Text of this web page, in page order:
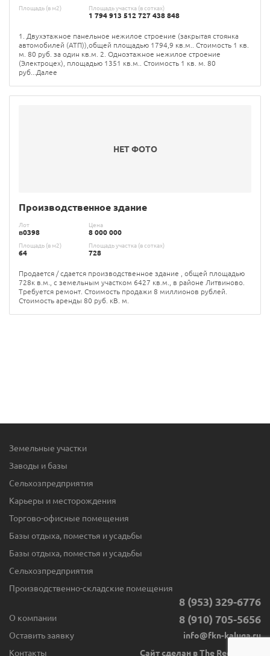
Площадь (в м2) Площадь участка (в сотках)
1 794 913 512 727 438 848
1. Двухэтажное панельное нежилое строение (закрытая стоянка
автомобилей (АТП)),общей площадью 1794,9 кв.м.. Стоимость 1 кв.
м. 80 руб. за один кв.м. 2. Одноэтажное нежилое строение
(Электроцех), площадью 1351 кв.м.. Стоимость 1 кв. м. 80
руб...Далее
НЕТ ФОТО
Производственное здание
Лот
в0398
Цена
8 000 000
Площадь (в м2)
64
Площадь участка (в сотках)
728
Продается / сдается производственное здание , общей площадью
728к в.м., с земельным участком 6427 кв.м., в районе Литвиново.
Требуется ремонт. Стоимость продажи 8 миллионов рублей.
Стоимость аренды 80 руб. кВ. м.
Земельные участки
Заводы и базы
Сельхозпредприятия
Карьеры и месторождения
Торгово-офисные помещения
Базы отдыха, поместья и усадьбы
Базы отдыха, поместья и усадьбы
Сельхозпредприятия
Производственно-складские помещения
О компании
Оставить заявку
Контакты
8 (953) 329-6776
8 (910) 705-5656
info@fkn-kaluga.ru
Сайт сделан в The Red Button